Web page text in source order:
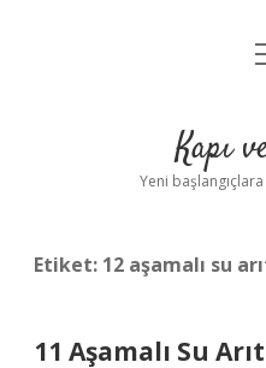
Kapı
Yeni
Etiket: 12 aşamalı su
11 Aşamalı Su